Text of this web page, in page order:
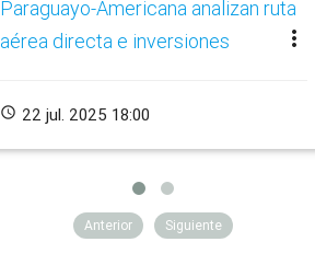
Paraguayo-Americana analizan ruta
aérea directa e inversiones
more_vert
schedule 22 jul. 2025 18:00
Anterior Siguiente